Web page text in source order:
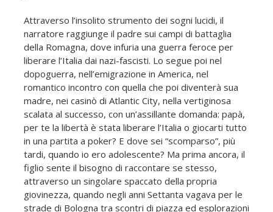
Attraverso l’insolito strumento dei sogni lucidi, il
narratore raggiunge il padre sui campi di battaglia
della Romagna, dove infuria una guerra feroce per
liberare l’Italia dai nazi-fascisti. Lo segue poi nel
dopoguerra, nell’emigrazione in America, nel
romantico incontro con quella che poi diventerà sua
madre, nei casinò di Atlantic City, nella vertiginosa
scalata al successo, con un’assillante domanda: papà,
per te la libertà è stata liberare l’Italia o giocarti tutto
in una partita a poker? E dove sei “scomparso”, più
tardi, quando io ero adolescente? Ma prima ancora, il
figlio sente il bisogno di raccontare se stesso,
attraverso un singolare spaccato della propria
giovinezza, quando negli anni Settanta vagava per le
strade di Bologna tra scontri di piazza ed esplorazioni